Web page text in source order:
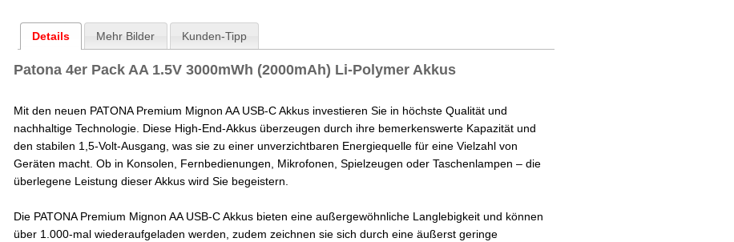
Details Mehr Bilder Kunden-Tipp
Patona 4er Pack AA 1.5V 3000mWh (2000mAh) Li-Polymer Akkus
Mit den neuen PATONA Premium Mignon AA USB-C Akkus investieren Sie in höchste Qualität und
nachhaltige Technologie. Diese High-End-Akkus überzeugen durch ihre bemerkenswerte Kapazität und
den stabilen 1,5-Volt-Ausgang, was sie zu einer unverzichtbaren Energiequelle für eine Vielzahl von
Geräten macht. Ob in Konsolen, Fernbedienungen, Mikrofonen, Spielzeugen oder Taschenlampen – die
überlegene Leistung dieser Akkus wird Sie begeistern.
Die PATONA Premium Mignon AA USB-C Akkus bieten eine außergewöhnliche Langlebigkeit und können
über 1.000-mal wiederaufgeladen werden, zudem zeichnen sie sich durch eine äußerst geringe